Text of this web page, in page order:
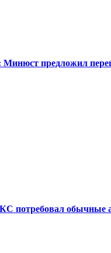
предложил
потребовал обычные